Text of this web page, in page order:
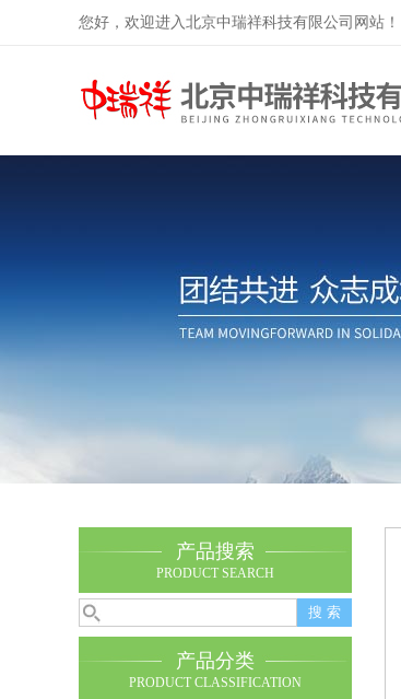
您好，欢迎进入北京中瑞祥科技有限公司网站！
产品搜索
PRODUCT SEARCH
产品分类
PRODUCT CLASSIFICATION